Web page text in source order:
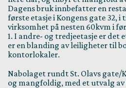
Dagens bruk innbefatter en
første etasje i Kongens gate 32,
virksomhet på nesten 60kvm i
1. I andre- og tredjeetasje er det
er en blanding av leiligheter til
kontorlokaler.
Nabolaget rundt St. Olavs gate/
og mangfoldig, med et utvalg